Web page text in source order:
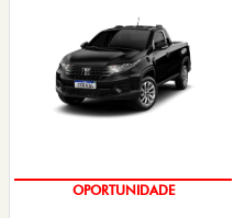
PREÇOS REDUZIDOS